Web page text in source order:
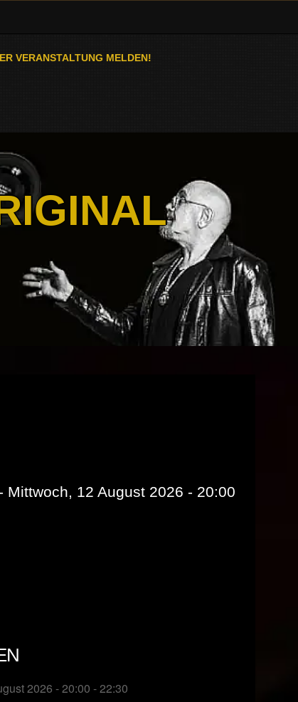
VERANSTALTUNG MELDEN!
- Mittwoch, 12 August 2026 - 20:00
2026 - 20:00 - 22:30